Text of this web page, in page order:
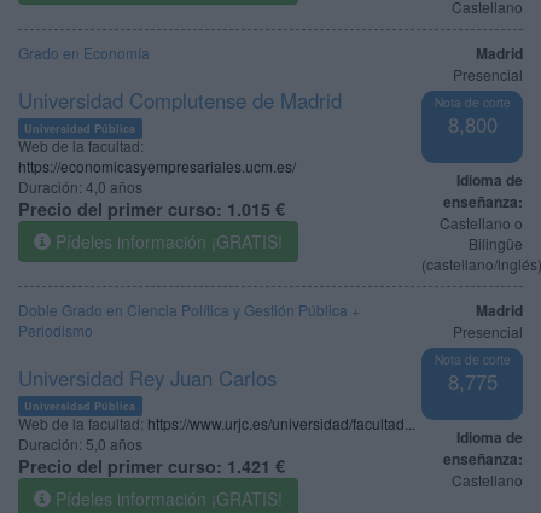
Castellano
Madrid
Presencial
Nota de corte
8,800
Idioma de
enseñanza:
Castellano o
Bilingüe
(castellano/
Grado en Economía
Universidad Complutense de Madrid
Universidad Pública
Web de la facultad:
https://economicasyempresariales.ucm.es/
Duración: 4,0 años
Precio del primer curso: 1.015 €
Pídeles información ¡GRATIS!
Madrid
Presencial
Nota de corte
8,775
Idioma de
enseñanza:
Castellano
Doble Grado en Ciencia Política y Gestión Pública +
Periodismo
Universidad Rey Juan Carlos
Universidad Pública
Web de la facultad: https://www.urjc.es/universidad/facultad...
Duración: 5,0 años
Precio del primer curso: 1.421 €
Pídeles información ¡GRATIS!